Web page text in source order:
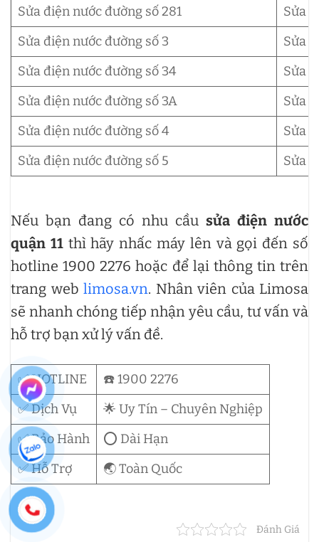
Sửa điện nước đường số 281
Sửa
Sửa điện nước đường số 3
Sửa
Sửa điện nước đường số 34
Sửa
Sửa điện nước đường số 3A
Sửa
Sửa điện nước đường số 4
Sửa
Sửa điện nước đường số 5
Sửa
Nếu bạn đang có nhu cầu sửa điện nước
quận 11thì hãy nhấc máy lên và gọi đến số
hotline 1900 2276 hoặc để lại thông tin trên
trang web limosa.vn. Nhân viên của Limosa
sẽ nhanh chóng tiếp nhận yêu cầu, tư vấn và
hỗ trợ bạn xử lý vấn đề.
✅ HOTLINE
☎️ 1900 2276
✅ Dịch Vụ
🌟 Uy Tín – Chuyên Nghiệp
✅ Bảo Hành
⭕ Dài Hạn
✅ Hỗ Trợ
🌏 Toàn Quốc
Đánh Giá